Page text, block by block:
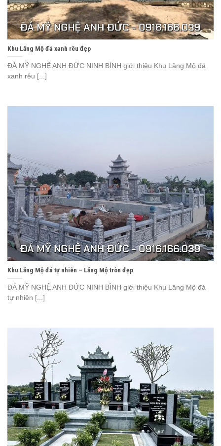
Khu Lăng Mộ đá xanh rêu đẹp
ĐÁ MỸ NGHỆ ANH ĐỨC NINH BÌNH giới thiệu Khu Lăng Mộ đá
xanh rêu [...]
Khu Lăng Mộ đá tự nhiên – Lăng Mộ tròn đẹp
ĐÁ MỸ NGHỆ ANH ĐỨC NINH BÌNH giới thiệu Khu Lăng Mộ đá
tự nhiên [...]